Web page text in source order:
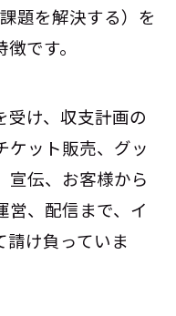
題を解決する）を
です。
受け、収支計画の
ケット販売、グッ
宣伝、お客様から
営、配信まで、イ
請け負っていま